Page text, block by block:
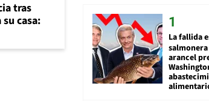
tras
casa:
La fallida
arancel